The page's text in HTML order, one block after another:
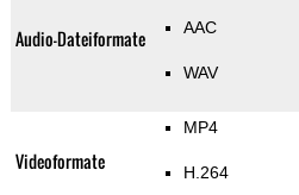
Audio-Dateiformate AAC
WAV
Videoformate
MP4
H.264